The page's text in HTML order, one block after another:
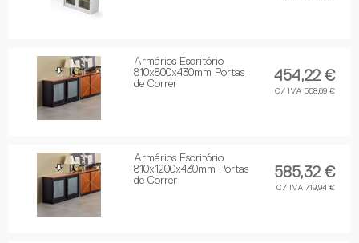
Armários Escritório
810x800x430mm Portas
de Correr
454,22 €
C/ IVA 558,69 €
Armários Escritório
810x1200x430mm Portas
de Correr
585,32 €
C/ IVA 719,94 €